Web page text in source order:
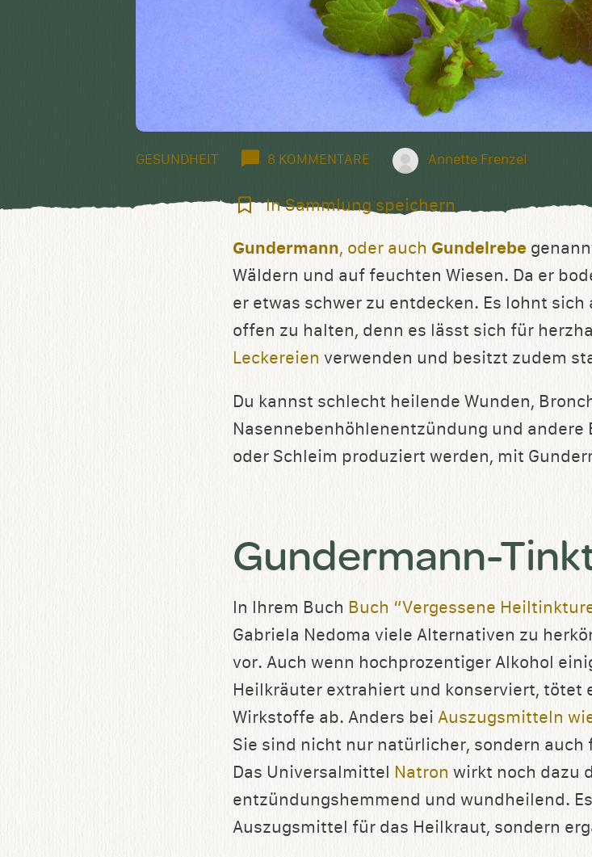
GESUNDHEIT 8 KOMMENTARE Annette Frenzel
In
speichern
In Sammlung speichern
Gundermann, oder auch Gundelrebe
Wäldern und auf feuchten Wiesen. Da er
er etwas schwer zu entdecken. Es lohnt
offen zu halten, denn es lässt sich für
Leckereien verwenden und besitzt zudem
Du kannst schlecht heilende Wunden,
Nasennebenhöhlenentzündung und andere
oder Schleim produziert werden, mit
Gundermann-
In Ihrem Buch Buch “Vergessene
Gabriela Nedoma viele Alternativen zu
vor. Auch wenn hochprozentiger Alkohol
Heilkräuter extrahiert und konserviert, tötet
Wirkstoffe ab. Anders bei Auszugsmitteln
Sie sind nicht nur natürlicher, sondern auch
Das Universalmittel Natron wirkt noch dazu
entzündungshemmend und wundheilend.
Auszugsmittel für das Heilkraut, sondern